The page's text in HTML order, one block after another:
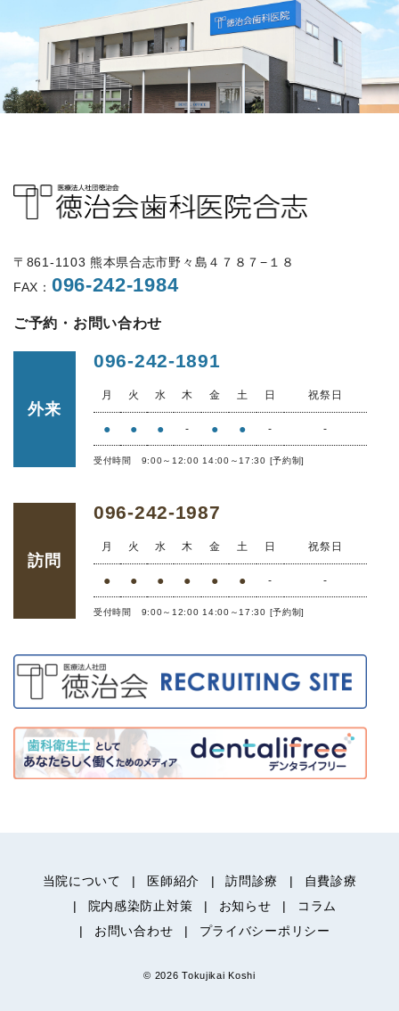
〒861-1103 熊本県合志市野々島４７８７−１８
FAX： 096-242-1984
ご予約・お問い合わせ
外来
096-242-1891
月 火 水 木 金 土 日 祝祭日
● ● ● - ● ● - -
受付時間 9:00～12:00 14:00～17:30 [予約制]
訪問
096-242-1987
月 火 水 木 金 土 日 祝祭日
● ● ● ● ● ● - -
受付時間 9:00～12:00 14:00～17:30 [予約制]
当院について 医師紹介 訪問診療
自費診療
院内感染防止対策
お知らせ
コラム
お問い合わせ
プライバシーポリシー
© 2026 Tokujikai Koshi